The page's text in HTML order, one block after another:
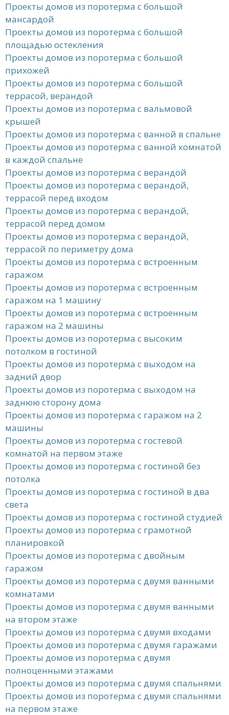
Проекты домов из поротерма с большой
мансардой
Проекты домов из поротерма с большой
площадью остекления
Проекты домов из поротерма с большой
прихожей
Проекты домов из поротерма с большой
террасой, верандой
Проекты домов из поротерма с вальмовой
крышей
Проекты домов из поротерма с ванной в спальне
Проекты домов из поротерма с ванной комнатой
в каждой спальне
Проекты домов из поротерма с верандой
Проекты домов из поротерма с верандой,
террасой перед входом
Проекты домов из поротерма с верандой,
террасой перед домом
Проекты домов из поротерма с верандой,
террасой по периметру дома
Проекты домов из поротерма с встроенным
гаражом
Проекты домов из поротерма с встроенным
гаражом на 1 машину
Проекты домов из поротерма с встроенным
гаражом на 2 машины
Проекты домов из поротерма с высоким
потолком в гостиной
Проекты домов из поротерма с выходом на
задний двор
Проекты домов из поротерма с выходом на
заднюю сторону дома
Проекты домов из поротерма с гаражом на 2
машины
Проекты домов из поротерма с гостевой
комнатой на первом этаже
Проекты домов из поротерма с гостиной без
потолка
Проекты домов из поротерма с гостиной в два
света
Проекты домов из поротерма с гостиной студией
Проекты домов из поротерма с грамотной
планировкой
Проекты домов из поротерма с двойным
гаражом
Проекты домов из поротерма с двумя ванными
комнатами
Проекты домов из поротерма с двумя ванными
на втором этаже
Проекты домов из поротерма с двумя входами
Проекты домов из поротерма с двумя гаражами
Проекты домов из поротерма с двумя
полноценными этажами
Проекты домов из поротерма с двумя спальнями
Проекты домов из поротерма с двумя спальнями
на первом этаже